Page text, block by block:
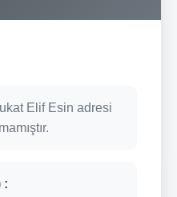
Elif Esin adresi
: